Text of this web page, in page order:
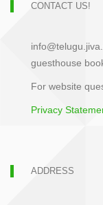
CONTACT US!
guesthouse
For website
Privacy
ADDRESS